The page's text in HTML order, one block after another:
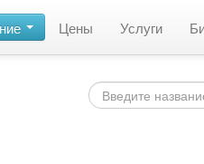
Цены Услуги